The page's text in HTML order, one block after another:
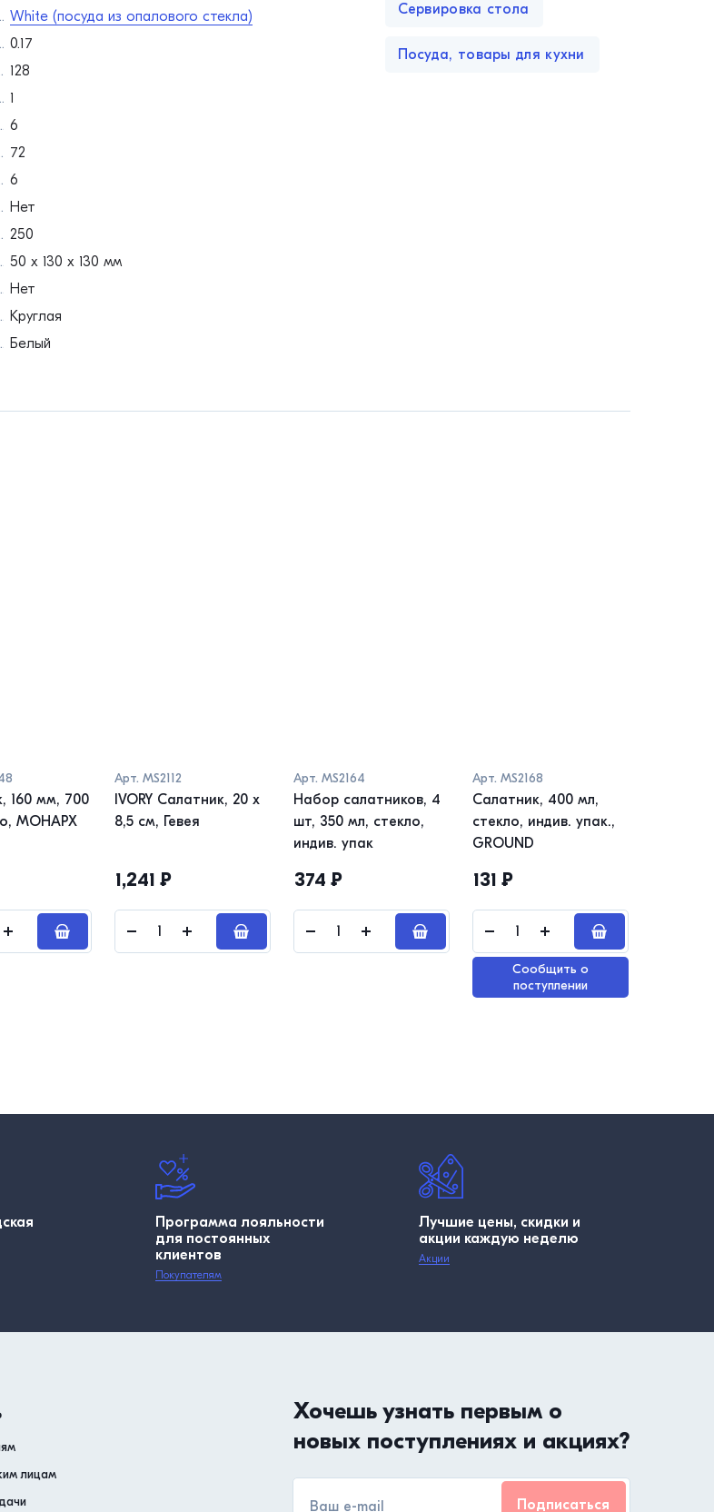
Сервировка стола
Посуда, товары для кухни
White (посуда из опалового стекла)
0.17
128
1
6
72
6
Нет
250
50 х 130 х 130 мм
Нет
Круглая
Белый
160 мм, 700
МОНАРХ
Арт. MS2112
IVORY Салатник, 20 х
8,5 см, Гевея
1,241 ₽
Арт. MS2164
Набор салатников, 4
шт, 350 мл, стекло,
индив. упак
374 ₽
Арт. MS2168
Салатник, 400 мл,
стекло, индив. упак.,
GROUND
131 ₽
Сообщить о
поступлении
Программа лояльности
для постоянных
клиентов
Покупателям
Лучшие цены, скидки и
акции каждую неделю
Акции
лицам
Хочешь узнать первым о
новых поступлениях и акциях?
Подписаться